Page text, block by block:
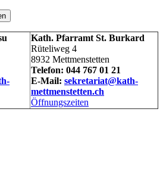
Kath. Pfarramt St. Burkard
Rüteliweg 4
8932 Mettmenstetten
Telefon: 044 767 01 21
E-Mail: sekretariat@kath-
mettmenstetten.ch
Öffnungszeiten